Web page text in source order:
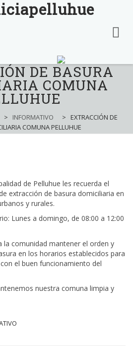
DE BASURA
COMUNA
> INFORMATIVO > EXTRACCIÓN DE
COMUNA PELLUHUE
de Pelluhue les recuerda el
extracción de basura domiciliaria en
y rurales.
Lunes a domingo, de 08:00 a 12:00
la comunidad mantener el orden y
en los horarios establecidos para
el buen funcionamiento del
nuestra comuna limpia y